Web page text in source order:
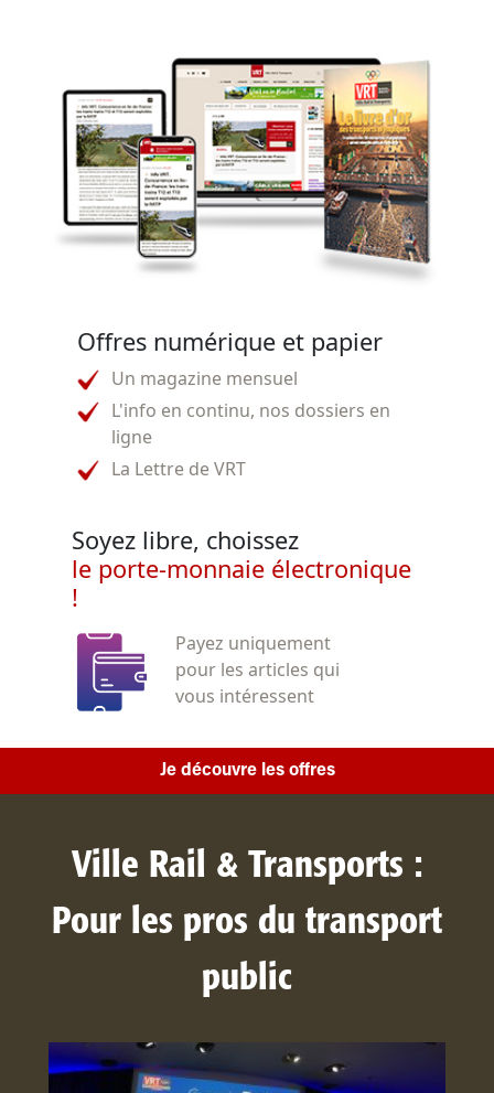
Offres numérique et papier
Un magazine mensuel
L'info en continu, nos dossiers en
ligne
La Lettre de VRT
Soyez libre, choissez
le porte-monnaie électronique
!
Payez uniquement
pour les articles qui
vous intéressent
Je découvre les offres
Ville Rail & Transports :
Pour les pros du transport
public